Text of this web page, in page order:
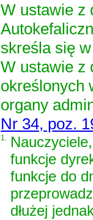
W ustawie z
skreśla się
W ustawie z
określonych
organy
Nr 34, poz.
1.
funkcje
funkcje do
dłużej